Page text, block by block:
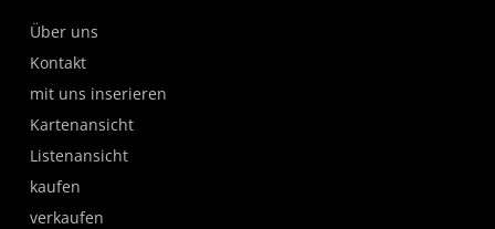
Über uns
Kontakt
mit uns inserieren
Kartenansicht
Listenansicht
kaufen
verkaufen